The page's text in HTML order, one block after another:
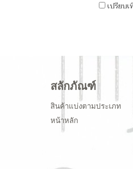
เปรียบ
สลักภัณฑ์
สินค้าแบ่งตามประเภท
หน้าหลัก